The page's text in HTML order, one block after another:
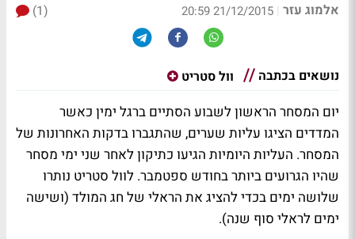
אלמוג עזר |
21/12/2015 20:59
(1)
נושאים בכתבה וול סטריט
יום המסחר הראשון לשבוע הסתיים ברגל ימין כאשר
המדדים הציגו עליות שערים, שהתגברו בדקות האחרונות של
המסחר. העליות היומיות הגיעו כתיקון לאחר שני ימי מסחר
שהיו הגרועים ביותר בחודש ספטמבר. לוול סטריט נותרו
שלושה ימים בכדי להציג את הראלי של חג המולד (ושישה
ימים לראלי סוף שנה).